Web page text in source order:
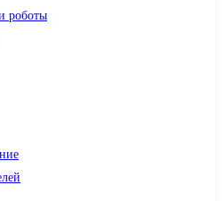
роботы